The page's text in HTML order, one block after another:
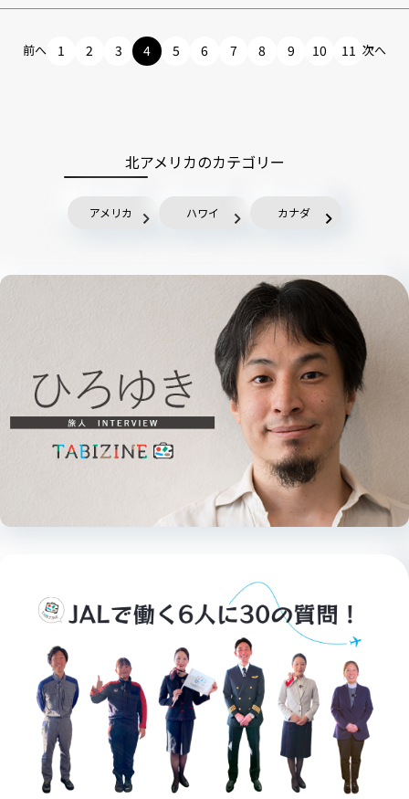
前へ 1 2 3 4 5 6 7 8 9 10 11 次へ
北アメリカのカテゴリー
アメリカ ハワイ カナダ